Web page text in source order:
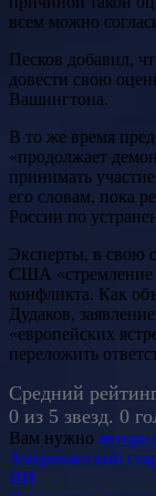
всем можно
Песков добавил,
довести свою
Вашингтона.
В то же время
«продолжает
принимать
его словам, пока
России по
Эксперты, в свою
США «стремление
конфликта. Как
Дудаков,
«европейских
переложить
Средний
0 из 5 звезд. 0
Вам нужно
Навигация
Американский
ИИ